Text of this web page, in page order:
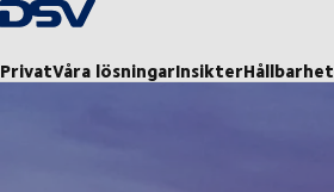
Tillbaka till hemsidan
PrivatVåra lösningarInsikterHållbarhet